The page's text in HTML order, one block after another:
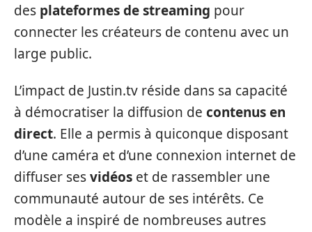
des plateformes de streaming pour
connecter les créateurs de contenu avec un
large public.
L’impact de Justin.tv réside dans sa capacité
à démocratiser la diffusion de contenus en
direct. Elle a permis à quiconque disposant
d’une caméra et d’une connexion internet de
diffuser sesvidéos et de rassembler une
communauté autour de ses intérêts. Ce
modèle a inspiré de nombreuses autres